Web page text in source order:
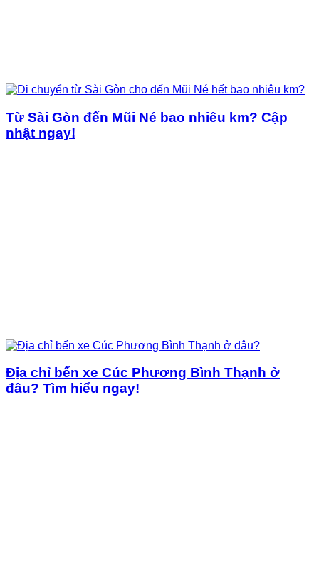
Từ Sài Gòn đến Mũi Né bao nhiêu km? Cập
nhật ngay!
Địa chỉ bến xe Cúc Phương Bình Thạnh ở
đâu? Tìm hiểu ngay!